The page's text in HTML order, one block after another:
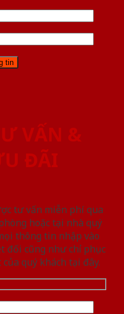
VẤN &
ĐÃI
tư vấn miễn phí qua
hoặc tại nhà quý
thông tin nhập vào
đối cũng như chỉ phục
quý khách tại đây.